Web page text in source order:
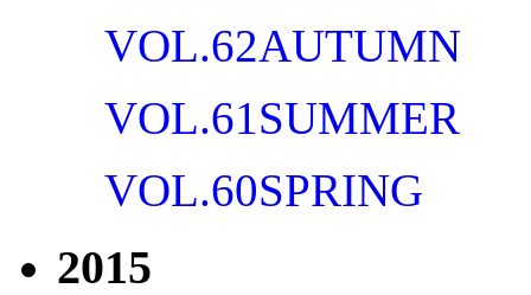
VOL.62AUTUMN
VOL.61SUMMER
VOL.60SPRING
2015